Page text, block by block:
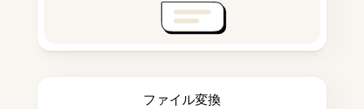
ファイル変換